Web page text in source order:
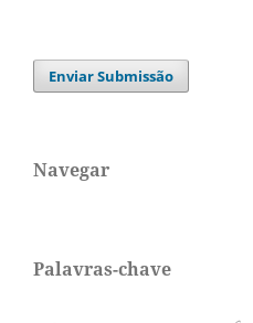
Enviar Submissão
Navegar
Palavras-chave